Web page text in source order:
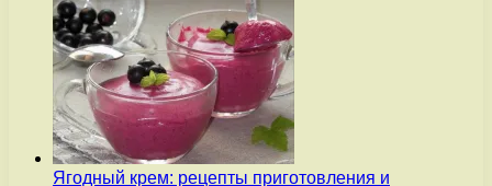
Ягодный крем: рецепты приготовления и